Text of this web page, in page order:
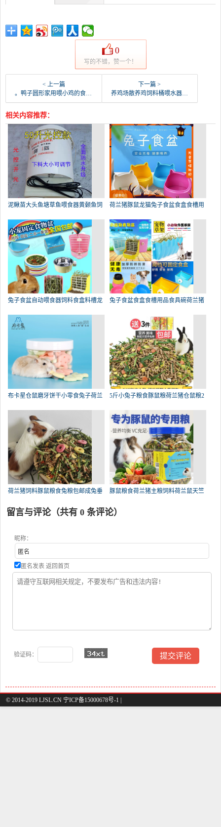
0
写的不错，赞一个！
< 上一篇
。鸭子圆形家用喂小鸡的食槽养殖场饲料桶饮食撒料槽防-鸡饲料(果登喜旗舰店仅售18.62元)
下一篇 >
养鸡场散养鸡饲料桶喂水器鸡用加厚器饲料桶养殖鸡饮水-鸡饲料(蓝朋友旗舰店仅售11.88元)
相关内容推荐：
泥鳅苗大头鱼塘草鱼喂食器黄颡鱼饲 荷兰猪豚鼠龙猫兔子食盆食盒食槽用
兔子食盆自动喂食器饲料食盒料槽龙 兔子食盆食盒食槽用品食具碗荷兰猪
布卡星仓鼠磨牙饼干小零食兔子荷兰 5斤小兔子粮食豚鼠粮荷兰猪仓鼠粮2
荷兰猪饲料豚鼠粮食兔粮包邮成兔垂 豚鼠粮食荷兰猪主粮饲料荷兰鼠天竺
留言与评论（共有 0 条评论）
昵称：
匿名发表 返回首页
验证码：
© 2014-2019 LJSL.CN 宁ICP备15000678号-1 |